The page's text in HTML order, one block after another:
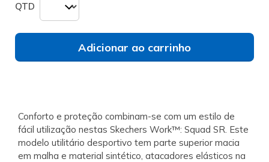
QTD
Adicionar ao carrinho
Conforto e proteção combinam-se com um estilo de
fácil utilização nestas Skechers Work™: Squad SR. Este
modelo utilitário desportivo tem parte superior macia
em malha e material sintético, atacadores elásticos na